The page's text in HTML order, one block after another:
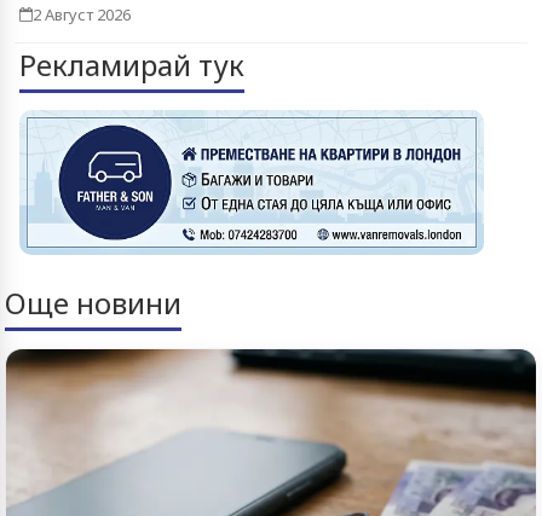
2 Август 2026
Рекламирай тук
Още новини